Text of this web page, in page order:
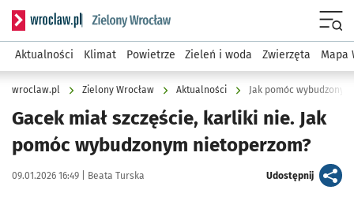
Serwis informacyjny wroclaw.pl podserwis: Środowisko we
Aktualności Klimat Powietrze Zieleń i woda Zwierzęta Mapa
wroclaw.pl Zielony Wrocław Aktualności Jak pomóc
Gacek miał szczęście, karliki nie. Jak
pomóc wybudzonym nietoperzom?
Data publikacji:
09.01.2026 16:49 | Autor:
Beata Turska Udostępnijartykuł